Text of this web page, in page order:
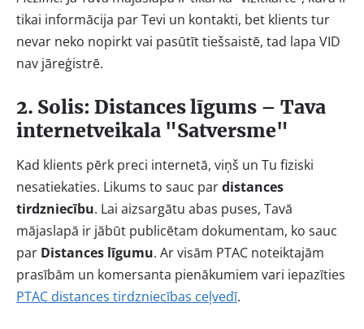
tikai informācija par Tevi un kontakti, bet klients tur
nevar neko nopirkt vai pasūtīt tiešsaistē, tad lapa VID
nav jāreģistrē.
2. Solis: Distances līgums – Tava
internetveikala "Satversme"
Kad klients pērk preci internetā, viņš un Tu fiziski
nesatiekaties. Likums to sauc pardistances
tirdzniecību. Lai aizsargātu abas puses, Tavā
mājaslapā ir jābūt publicētam dokumentam, ko sauc
par Distances līgumu. Ar visām PTAC noteiktajām
prasībām un komersanta pienākumiem vari iepazīties
PTAC distances tirdzniecības ceļvedī.